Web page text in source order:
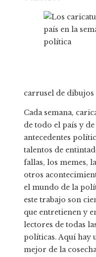
carrusel de dibujos
Cada semana,
de todo el país y
antecedentes
talentos de
fallas, los memes,
otros
el mundo de la
este trabajo son
que entretienen y
lectores de todas
políticas. Aquí hay
mejor de la